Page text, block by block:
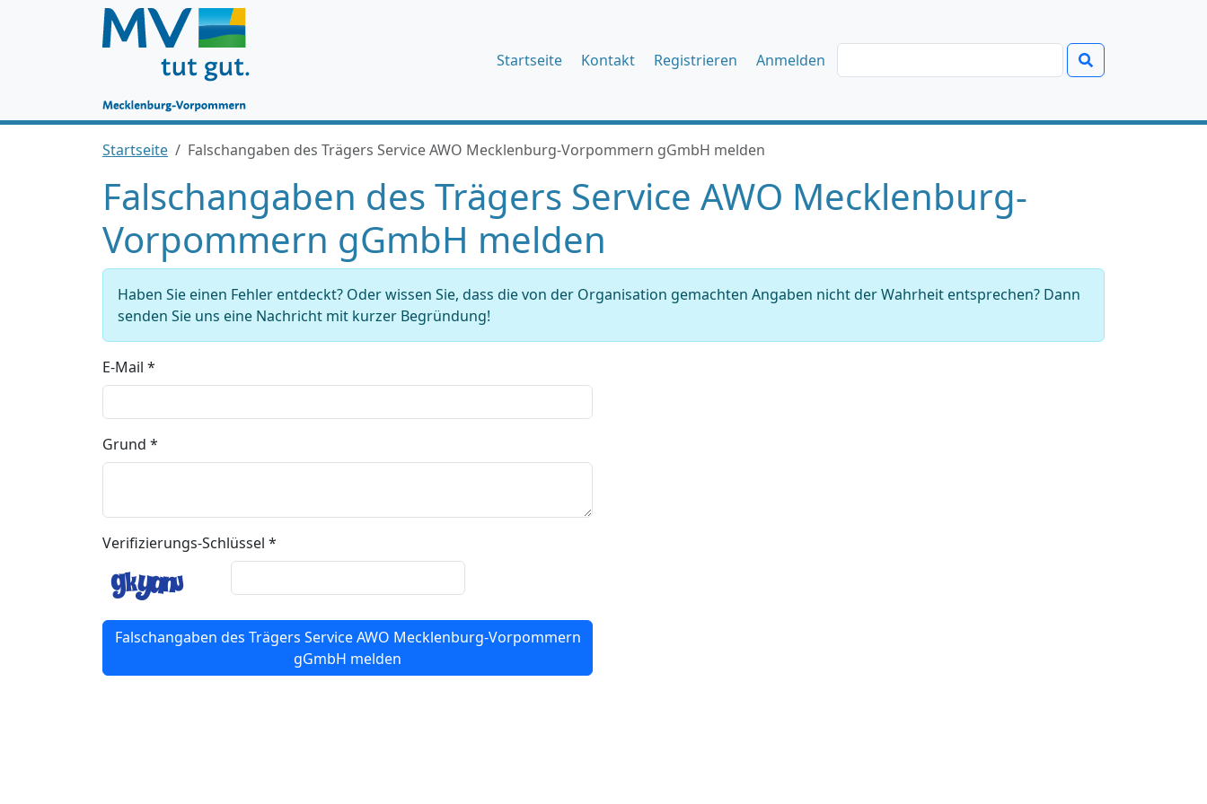
Startseite Kontakt Registrieren Anmelden
Startseite Falschangaben des Trägers Service AWO Mecklenburg-Vorpommern gGmbH melden
Falschangaben des Trägers Service AWO Mecklenburg-
Vorpommern gGmbH melden
Haben Sie einen Fehler entdeckt? Oder wissen Sie, dass die von der Organisation gemachten Angaben nicht der Wahrheit entsprechen? Dann
senden Sie uns eine Nachricht mit kurzer Begründung!
E-Mail *
Grund *
Verifizierungs-Schlüssel *
Falschangaben des Trägers Service AWO Mecklenburg-Vorpommern
gGmbH melden